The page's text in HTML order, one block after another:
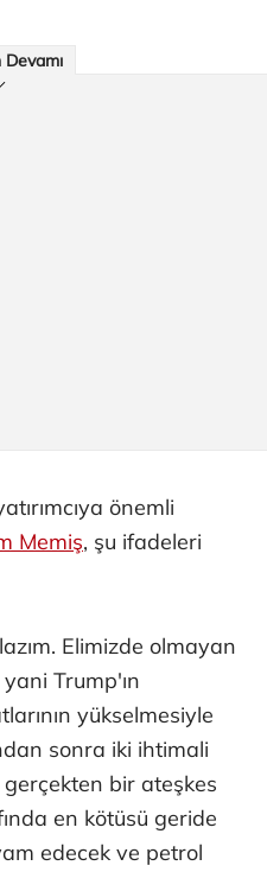
önemli
Memiş, şu ifadeleri
Elimizde olmayan
Trump'ın
yükselmesiyle
sonra iki ihtimali
bir ateşkes
en kötüsü geride
edecek ve petrol